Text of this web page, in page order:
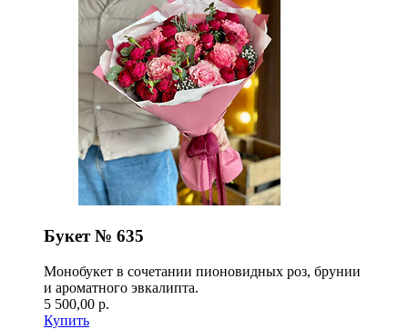
Букет № 635
Монобукет в сочетании пионовидных роз, брунии
и ароматного эвкалипта.
5 500,00 р.
Купить